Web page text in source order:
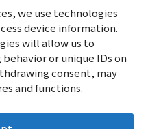
we use technologies
device information.
will allow us to
or unique IDs on
consent, may
and functions.